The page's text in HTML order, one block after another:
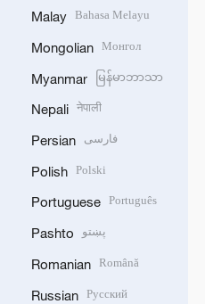
Malay Bahasa Melayu
Mongolian Монгол
Myanmar မြန်မာဘာသာ
Nepali नेपाली
Persian فارسی
Polish Polski
Portuguese Português
Pashto پښتو
Romanian Română
Russian Русский